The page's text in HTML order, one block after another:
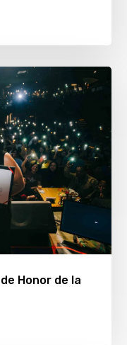
Honor de la